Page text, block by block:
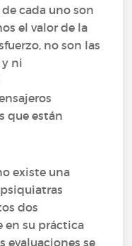
cada uno son
el valor de la
no son las
ni
que están
existe una
dos
en su práctica
evaluaciones se